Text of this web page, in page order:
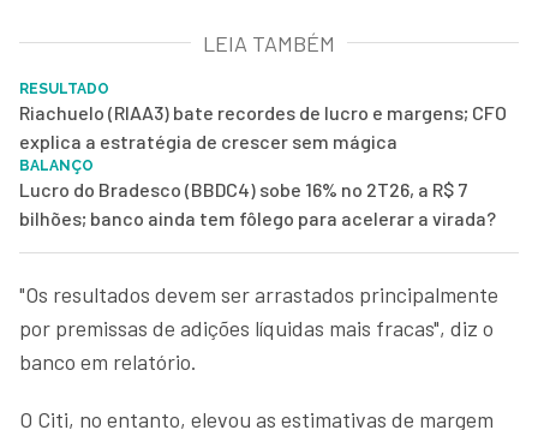
LEIA TAMBÉM
RESULTADO
Riachuelo (RIAA3) bate recordes de lucro e margens; CFO
explica a estratégia de crescer sem mágica
BALANÇO
Lucro do Bradesco (BBDC4) sobe 16% no 2T26, a R$ 7
bilhões; banco ainda tem fôlego para acelerar a virada?
"Os resultados devem ser arrastados principalmente
por premissas de adições líquidas mais fracas", diz o
banco em relatório.
O Citi, no entanto, elevou as estimativas de margem